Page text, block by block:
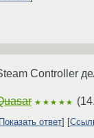
Controller
★★★★★ (
Показать ответ